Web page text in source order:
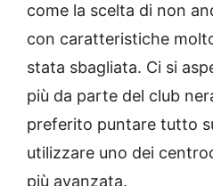
come la scelta di non
con caratteristiche
stata sbagliata. Ci si
più da parte del club
preferito puntare tutto
utilizzare uno dei
più avanzata.